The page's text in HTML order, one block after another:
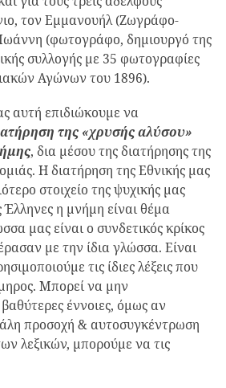
τον Εμμανουήλ (Ζωγράφο-
(φωτογράφο, δημιουργό της
συλλογής με 35 φωτογραφίες
Αγώνων του 1896).
αυτή επιδιώκουμε να
της «χρυσής αλύσου»
, δια μέσου της διατήρησης της
Η διατήρηση της Εθνικής μας
στοιχείο της ψυχικής μας
Έλληνες η μνήμη είναι θέμα
μας είναι ο συνδετικός κρίκος
με την ίδια γλώσσα. Είναι
τις ίδιες λέξεις που
Μπορεί να μην
έννοιες, όμως αν
προσοχή & αυτοσυγκέντρωση
λεξικών, μπορούμε να τις